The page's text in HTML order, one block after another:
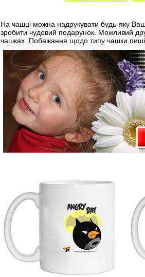
На чашці можна надрукувати будь-яку
зробити чудовий подарунок. Можливий
чашках. Побажання щодо типу чашки